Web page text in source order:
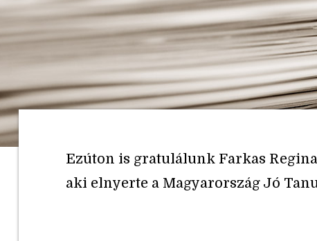
Ezúton is gratulálunk Farkas
aki elnyerte a Magyarország Jó